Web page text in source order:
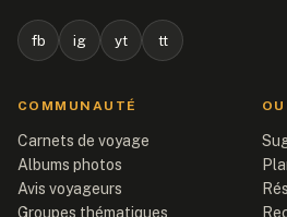
fb ig yt tt
COMMUNAUTÉ
Carnets de voyage
Albums photos
Avis voyageurs
Groupes thématiques